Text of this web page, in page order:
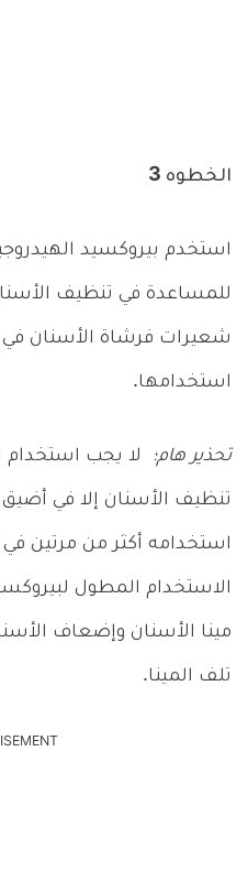
الخطوه 3
للمساعدة في تنظيف
شعيرات فرشاة الأسنان في
استخدامها.
تحذير هام؛ لا يجب استخدام
تنظيف الأسنان إلا في أضيق
استخدامه أكثر من مرتين في
الاستخدام المطول
مينا الأسنان وإضعاف
تلف المينا.